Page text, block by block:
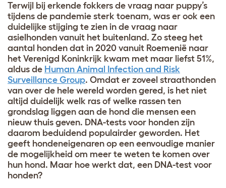
Terwijl bij erkende fokkers de vraag naar puppy’s
tijdens de pandemie sterk toenam, was er ook een
duidelijke stijging te zien in de vraag naar
asielhonden vanuit het buitenland. Zo steeg het
aantal honden dat in 2020 vanuit Roemenië naar
het Verenigd Koninkrijk kwam met maar liefst 51%,
aldus de Human Animal Infection and Risk
Surveillance Group. Omdat er zoveel straathonden
van over de hele wereld worden gered, is het niet
altijd duidelijk welk ras of welke rassen ten
grondslag liggen aan de hond die mensen een
nieuw thuis geven. DNA-tests voor honden zijn
daarom beduidend populairder geworden. Het
geeft hondeneigenaren op een eenvoudige manier
de mogelijkheid om meer te weten te komen over
hun hond. Maar hoe werkt dat, een DNA-test voor
honden?